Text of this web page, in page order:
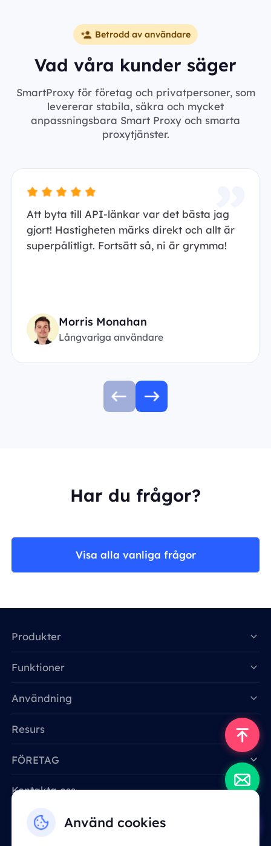
Betrodd av användare
Vad våra kunder säger
SmartProxy för företag och privatpersoner, som
levererar stabila, säkra och mycket
anpassningsbara Smart Proxy och smarta
proxytjänster.
Att byta till API-länkar var det bästa jag
gjort! Hastigheten märks direkt och allt är
superpålitligt. Fortsätt så, ni är grymma!
Morris Monahan
Långvariga användare
Har du frågor?
Visa alla vanliga frågor
Använd cookies
Produkter
Funktioner
Användning
Resurs
FÖRETAG
Kontakta oss
Email: support@smartproxy.org